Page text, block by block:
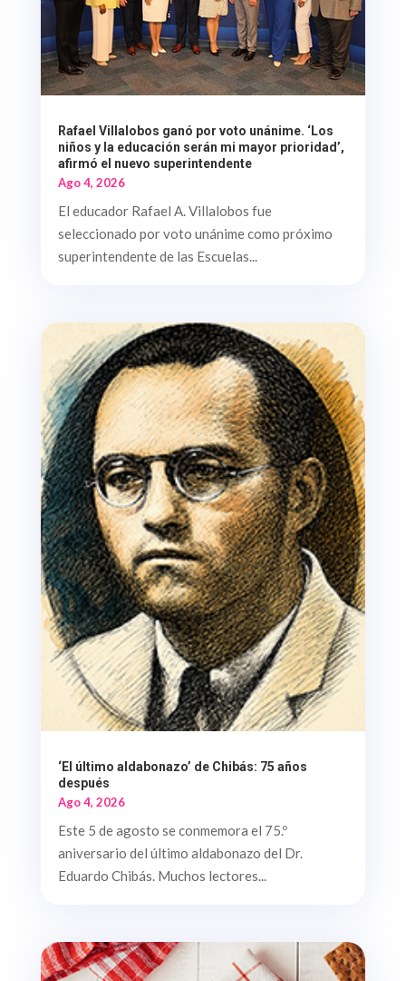
Rafael Villalobos ganó por voto unánime. ‘Los
niños y la educación serán mi mayor prioridad’,
afirmó el nuevo superintendente
Ago 4, 2026
El educador Rafael A. Villalobos fue
seleccionado por voto unánime como próximo
superintendente de las Escuelas...
‘El último aldabonazo’ de Chibás: 75 años
después
Ago 4, 2026
Este 5 de agosto se conmemora el 75.º
aniversario del último aldabonazo del Dr.
Eduardo Chibás. Muchos lectores...